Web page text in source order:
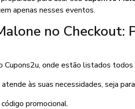
apenas nesses eventos.
no Checkout:
Cupons2u, onde estão listados todos
às suas necessidades, seja
promocional.